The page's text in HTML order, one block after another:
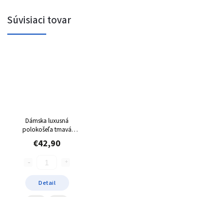
Súvisiaci tovar
Dámska luxusná
polokošeľa tmavá
modrá
€42,90
Detail